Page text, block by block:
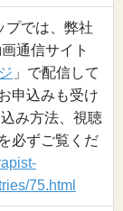
プでは、弊社
通信サイト
」で配信して
申込みも受け
み方法、視聴
必ずご覧くだ
75.html